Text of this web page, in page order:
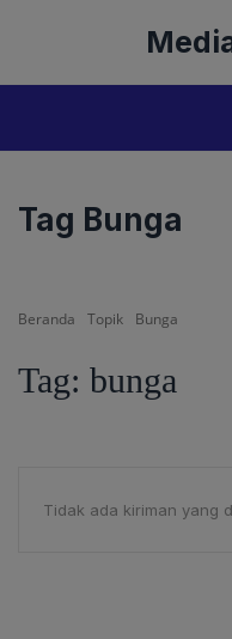
Tag Bunga
Beranda Topik Bunga
Tag: bunga
Tidak ada kiriman yang